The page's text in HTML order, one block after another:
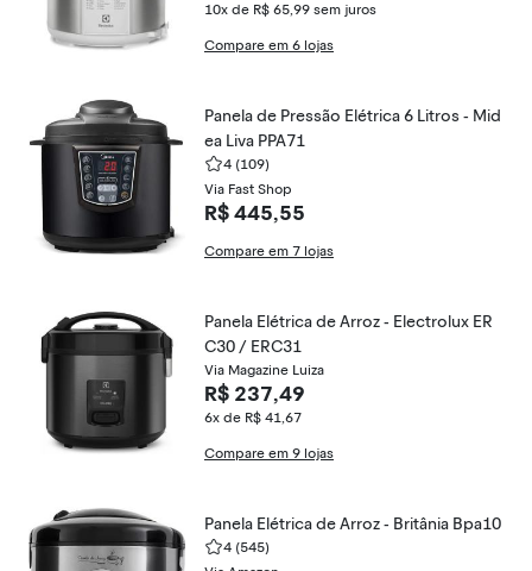
10x de R$ 65,99 sem juros
Compare em 6 lojas
Panela de Pressão Elétrica 6 Litros - Mid
ea Liva PPA71
4 (109)
Via Fast Shop
R$ 445,55
Compare em 7 lojas
Panela Elétrica de Arroz - Electrolux ER
C30 / ERC31
Via Magazine Luiza
R$ 237,49
6x de R$ 41,67
Compare em 9 lojas
Panela Elétrica de Arroz - Britânia Bpa10
4 (545)